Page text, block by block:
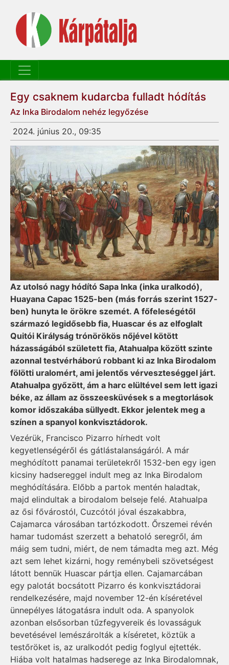
Egy csaknem kudarcba fulladt hódítás
Az Inka Birodalom nehéz legyőzése
2024. június 20., 09:35
Az utolsó nagy hódító Sapa Inka (inka uralkodó),
Huayana Capac 1525-ben (más forrás szerint 1527-
ben) hunyta le örökre szemét. A főfeleségétől
származó legidősebb fia, Huascar és az elfoglalt
Quitói Királyság trónörökös nőjével kötött
házasságából született fia, Atahualpa között szinte
azonnal testvérháború robbant ki az Inka Birodalom
fölötti uralomért, ami jelentős vérveszteséggel járt.
Atahualpa győzött, ám a harc elültével sem lett igazi
béke, az állam az összeesküvések s a megtorlások
komor időszakába süllyedt. Ekkor jelentek meg a
színen a spanyol konkvisztádorok.
Vezérük, Francisco Pizarro hírhedt volt
kegyetlenségéről és gátlástalanságáról. A már
meghódított panamai területekről 1532-ben egy igen
kicsiny hadsereggel indult meg az Inka Birodalom
meghódítására. Előbb a partok mentén haladtak,
majd elindultak a birodalom belseje felé. Atahualpa
az ősi fővárostól, Cuzcótól jóval északabbra,
Cajamarca városában tartózkodott. Őrszemei révén
hamar tudomást szerzett a behatoló seregről, ám
máig sem tudni, miért, de nem támadta meg azt. Még
azt sem lehet kizárni, hogy reménybeli szövetségest
látott bennük Huascar pártja ellen. Cajamarcában
egy palotát bocsátott Pizarro és konkvisztádorai
rendelkezésére, majd november 12-én kíséretével
ünnepélyes látogatásra indult oda. A spanyolok
azonban elsősorban tűzfegyvereik és lovasságuk
bevetésével lemészárolták a kíséretet, köztük a
testőröket is, az uralkodót pedig foglyul ejtették.
Hiába volt hatalmas hadserege az Inka Birodalomnak,